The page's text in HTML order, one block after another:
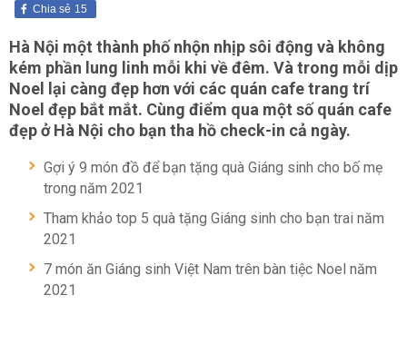
15
Chia sẻ
Hà Nội một thành phố nhộn nhịp sôi động và không
kém phần lung linh mỗi khi về đêm. Và trong mỗi dịp
Noel lại càng đẹp hơn với các quán cafe trang trí
Noel đẹp bắt mắt. Cùng điểm qua một số quán cafe
đẹp ở Hà Nội cho bạn tha hồ check-in cả ngày.
Gợi ý 9 món đồ để bạn tặng quà Giáng sinh cho bố mẹ
trong năm 2021
Tham khảo top 5 quà tặng Giáng sinh cho bạn trai năm
2021
7 món ăn Giáng sinh Việt Nam trên bàn tiệc Noel năm
2021